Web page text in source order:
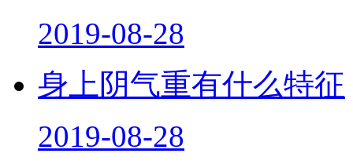
2019-08-28
身上阴气重有什么特征
2019-08-28